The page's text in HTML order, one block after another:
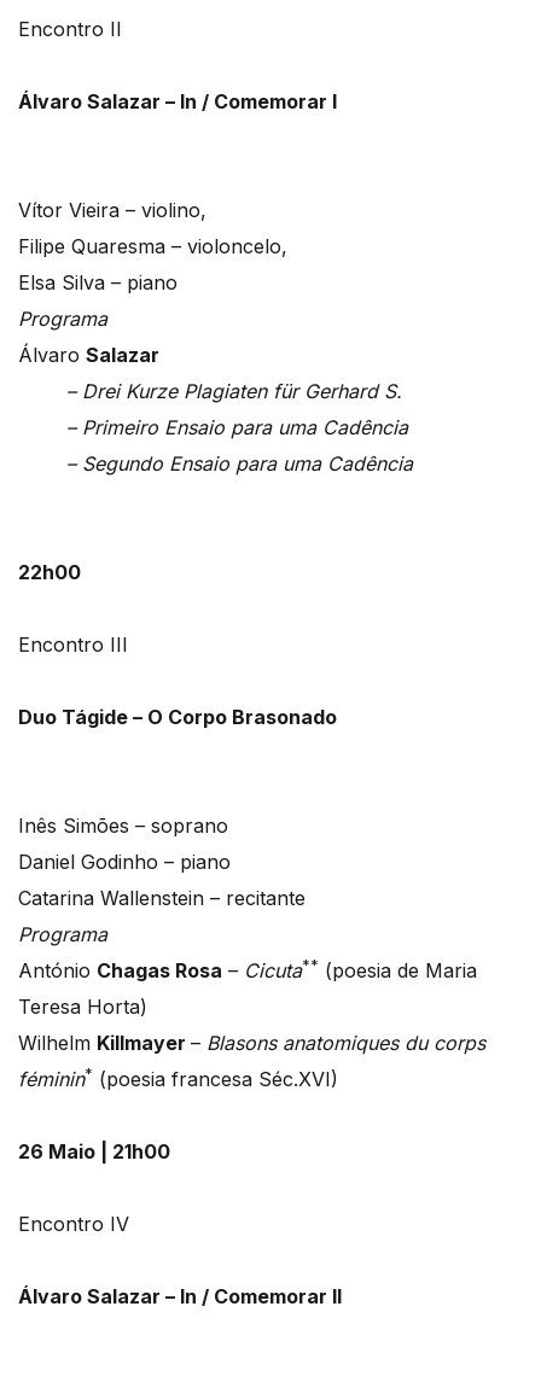
Encontro II
Álvaro Salazar – In / Comemorar I
Vítor Vieira – violino,
Filipe Quaresma – violoncelo,
Elsa Silva – piano
Programa
Álvaro Salazar
– Drei Kurze Plagiaten für Gerhard S.
– Primeiro Ensaio para uma Cadência
– Segundo Ensaio para uma Cadência
22h00
Encontro III
Duo Tágide – O Corpo Brasonado
Inês Simões – soprano
Daniel Godinho – piano
Catarina Wallenstein – recitante
Programa
António Chagas Rosa – Cicuta** (poesia de Maria
Teresa Horta)
Wilhelm Killmayer – Blasons anatomiques du corps
féminin* (poesia francesa Séc.XVI)
26 Maio | 21h00
Encontro IV
Álvaro Salazar – In / Comemorar II